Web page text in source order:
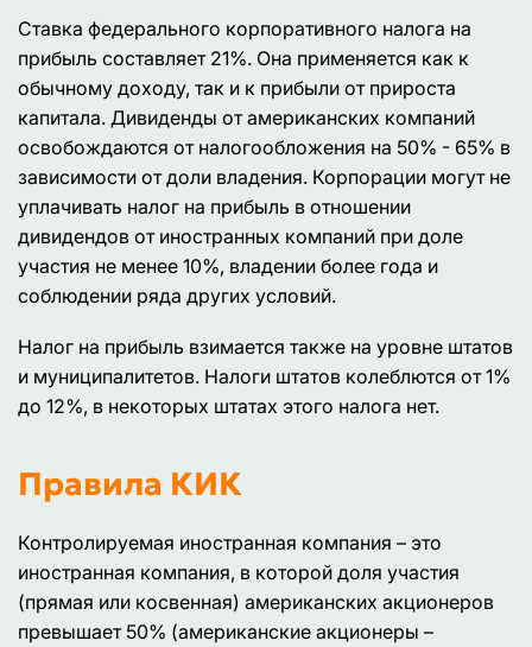
Ставка федерального корпоративного налога на
прибыль составляет 21%. Она применяется как к
обычному доходу, так и к прибыли от прироста
капитала. Дивиденды от американских компаний
освобождаются от налогообложения на 50% - 65% в
зависимости от доли владения. Корпорации могут не
уплачивать налог на прибыль в отношении
дивидендов от иностранных компаний при доле
участия не менее 10%, владении более года и
соблюдении ряда других условий.
Налог на прибыль взимается также на уровне штатов
и муниципалитетов. Налоги штатов колеблются от 1%
до 12%, в некоторых штатах этого налога нет.
Правила КИК
Контролируемая иностранная компания – это
иностранная компания, в которой доля участия
(прямая или косвенная) американских акционеров
превышает 50% (американские акционеры –